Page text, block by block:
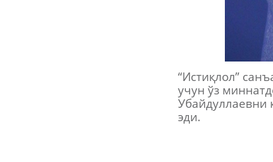
“Истиқлол”
учун ўз
Убайдуллаевни
эди.